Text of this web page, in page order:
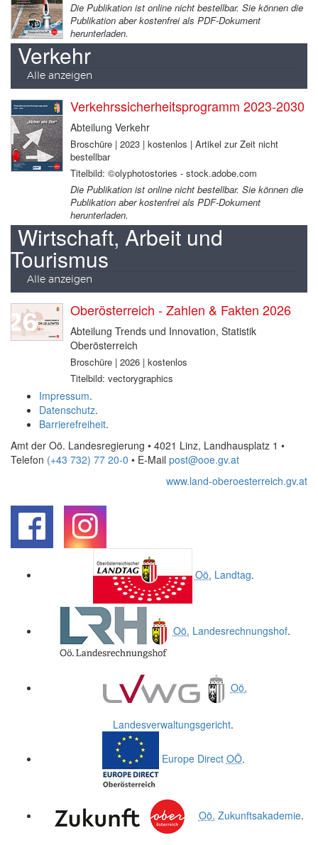
Die Publikation ist online nicht bestellbar. Sie können die
Publikation aber kostenfrei als PDF-Dokument
herunterladen.
Verkehr
Alle anzeigen
Verkehrssicherheitsprogramm 2023-2030
Abteilung Verkehr
Broschüre | 2023 | kostenlos | Artikel zur Zeit nicht
bestellbar
Titelbild: ©olyphotostories - stock.adobe.com
Die Publikation ist online nicht bestellbar. Sie können die
Publikation aber kostenfrei als PDF-Dokument
herunterladen.
Wirtschaft, Arbeit und
Tourismus
Alle anzeigen
Oberösterreich - Zahlen & Fakten 2026
Abteilung Trends und Innovation, Statistik
Oberösterreich
Broschüre | 2026 | kostenlos
Titelbild: vectorygraphics
Impressum.
Datenschutz.
Barrierefreiheit.
Amt der Oö. Landesregierung • 4021 Linz, Landhausplatz 1 •
Telefon (+43 732) 77 20-0 • E-Mail post@ooe.gv.at
www.land-oberoesterreich.gv.at
Oö. Landtag.
Oö. Landesrechnungshof.
Oö.
Landesverwaltungsgericht.
Europe Direct OÖ.
Oö. Zukunftsakademie.